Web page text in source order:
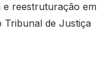
reestruturação em
Tribunal de Justiça